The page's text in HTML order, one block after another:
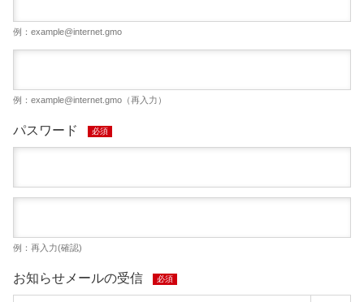
例： example@internet.gmo
例： example@internet.gmo （再入力）
パスワード 必須
例：再入力(確認)
お知らせメールの受信 必須